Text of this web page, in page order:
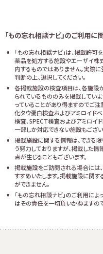
「もの忘れ相談ナビ」のご利用に
「もの忘れ相談ナビ」は、掲載許
薬品を処方する施設やエーザイ株
内するものではありません。実際
判断の上、選択してください。
各掲載施設の検査項目は、各施設
られているもののみを掲載してい
っていることがあり得ますのでご
化タウ蛋白検査およびアミロイド
検査、SPECT検査およびアミロイ
一部しか対応できない施設もござい
掲載施設に関する情報は、できる
う努力しておりますが、掲載した
点が生じることもございます。
掲載施設をご訪問される場合には
すすめいたします。掲載施設に関
ができません。
「もの忘れ相談ナビ」のご利用に
はその責任を一切負いかねますので